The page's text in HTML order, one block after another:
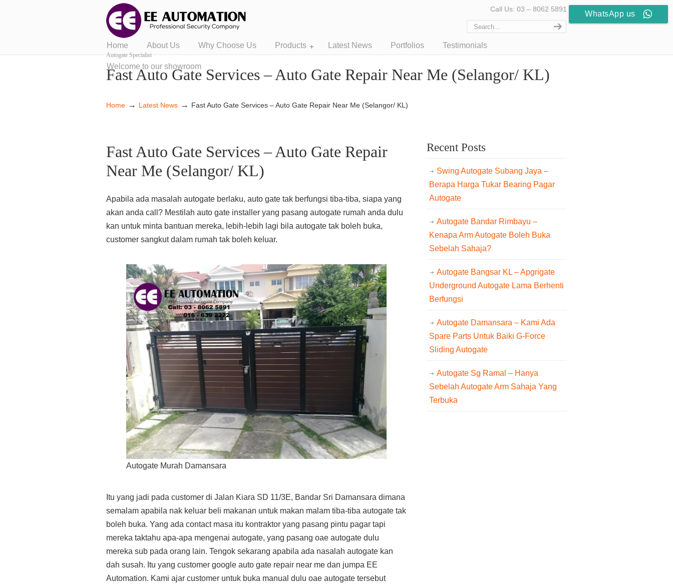
Autogate Specialist
Call Us: 03 – 8062 5891
Home About Us Why Choose Us Products Latest News Portfolios Testimonials
Welcome to our showroom
Fast Auto Gate Services – Auto Gate Repair Near Me (Selangor/ KL)
Home → Latest News → Fast Auto Gate Services – Auto Gate Repair Near Me (Selangor/ KL)
Fast Auto Gate Services – Auto Gate Repair
Near Me (Selangor/ KL)
Apabila ada masalah autogate berlaku, auto gate tak berfungsi tiba-tiba, siapa yang
akan anda call? Mestilah auto gate installer yang pasang autogate rumah anda dulu
kan untuk minta bantuan mereka, lebih-lebih lagi bila autogate tak boleh buka,
customer sangkut dalam rumah tak boleh keluar.
Autogate Murah Damansara
Itu yang jadi pada customer di Jalan Kiara SD 11/3E, Bandar Sri Damansara dimana
semalam apabila nak keluar beli makanan untuk makan malam tiba-tiba autogate tak
boleh buka. Yang ada contact masa itu kontraktor yang pasang pintu pagar tapi
mereka taktahu apa-apa mengenai autogate, yang pasang oae autogate dulu
mereka sub pada orang lain. Tengok sekarang apabila ada nasalah autogate kan
dah susah. Itu yang customer google auto gate repair near me dan jumpa EE
Automation. Kami ajar customer untuk buka manual dulu oae autogate tersebut
Recent Posts
Swing Autogate Subang Jaya –
Berapa Harga Tukar Bearing Pagar
Autogate
Autogate Bandar Rimbayu –
Kenapa Arm Autogate Boleh Buka
Sebelah Sahaja?
Autogate Bangsar KL – Apgrigate
Underground Autogate Lama Berhenti
Berfungsi
Autogate Damansara – Kami Ada
Spare Parts Untuk Baiki G-Force
Sliding Autogate
Autogate Sg Ramal – Hanya
Sebelah Autogate Arm Sahaja Yang
Terbuka
WhatsApp us